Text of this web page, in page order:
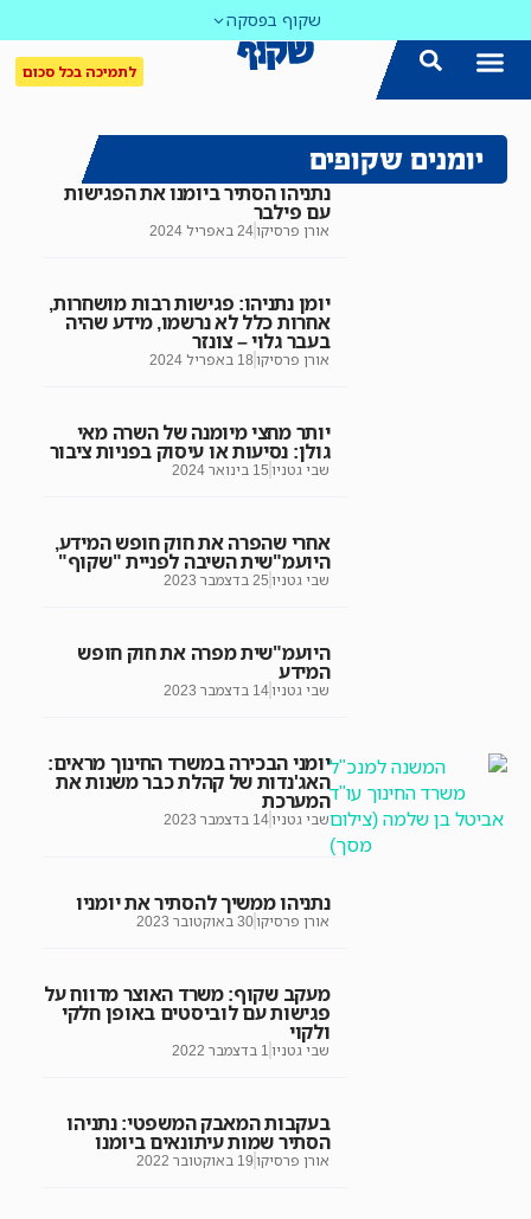
שקוף בפסקה
לתמיכה בכל סכום
יומנים שקופים
נתניהו הסתיר ביומנו את הפגישות
עם פילבר
אורן פרסיקו24 באפריל 2024
יומן נתניהו: פגישות רבות מושחרות,
אחרות כלל לא נרשמו, מידע שהיה
בעבר גלוי – צונזר
אורן פרסיקו 18 באפריל 2024
יותר מחצי מיומנה של השרה מאי
גולן: נסיעות או עיסוק בפניות ציבור
שבי גטניו 15 בינואר 2024
אחרי שהפרה את חוק חופש המידע,
היועמ"שית השיבה לפניית "שקוף"
שבי גטניו 25 בדצמבר 2023
היועמ"שית מפרה את חוק חופש
המידע
שבי גטניו14 בדצמבר 2023
יומני הבכירה במשרד החינוך מראים:
האג'נדות של קהלת כבר משנות את
המערכת
שבי גטניו14 בדצמבר 2023
נתניהו ממשיך להסתיר את יומניו
אורן פרסיקו30 באוקטובר 2023
מעקב שקוף: משרד האוצר מדווח על
פגישות עם לוביסטים באופן חלקי
ולקוי
שבי גטניו 1 בדצמבר 2022
בעקבות המאבק המשפטי: נתניהו
הסתיר שמות עיתונאים ביומנו
אורן פרסיקו 19 באוקטובר 2022